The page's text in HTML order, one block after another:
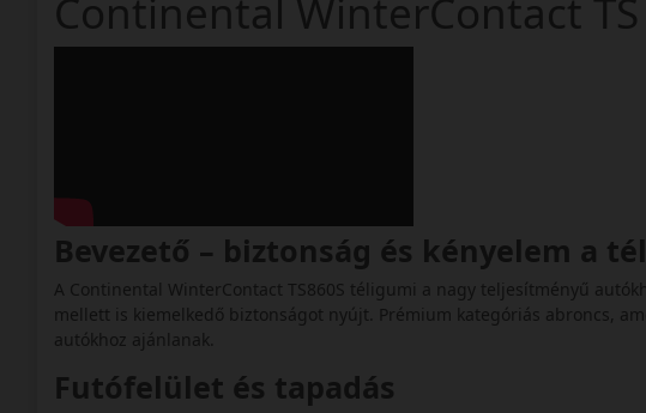
Continental WinterContact TS
Bevezető – biztonság és kényelem a
A Continental WinterContact TS860S téligumi a nagy teljesítményű
mellett is kiemelkedő biztonságot nyújt. Prémium kategóriás abroncs,
autókhoz ajánlanak.
Futófelület és tapadás